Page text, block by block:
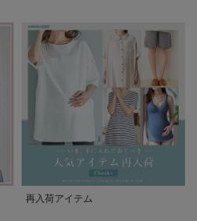
再入荷アイテム